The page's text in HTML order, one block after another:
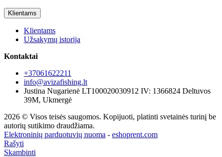
Klientams
Klientams
Užsakymų istorija
Kontaktai
+37061622211
info@avizafishing.lt
Justina Nugarienė LT100020030912 IV: 1366824 Deltuvos
39M, Ukmergė
2026 © Visos teisės saugomos. Kopijuoti, platinti svetainės turinį be
autorių sutikimo draudžiama.
Elektroninių parduotuvių nuoma - eshoprent.com
Rašyti
Skambinti